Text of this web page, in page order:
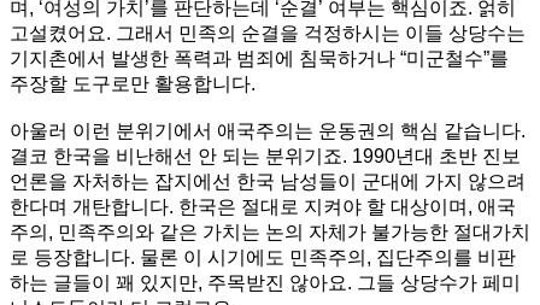
며, ‘여성의 가치’를 판단하는데 ‘순결’ 여부는 핵심이죠. 얽히
고설켰어요. 그래서 민족의 순결을 걱정하시는 이들 상당수는
기지촌에서 발생한 폭력과 범죄에 침묵하거나 “미군철수”를
주장할 도구로만 활용합니다.
아울러 이런 분위기에서 애국주의는 운동권의 핵심 같습니다.
결코 한국을 비난해선 안 되는 분위기죠. 1990년대 초반 진보
언론을 자처하는 잡지에선 한국 남성들이 군대에 가지 않으려
한다며 개탄합니다. 한국은 절대로 지켜야 할 대상이며, 애국
주의, 민족주의와 같은 가치는 논의 자체가 불가능한 절대가치
로 등장합니다. 물론 이 시기에도 민족주의, 집단주의를 비판
하는 글들이 꽤 있지만, 주목받진 않아요. 그들 상당수가 페미